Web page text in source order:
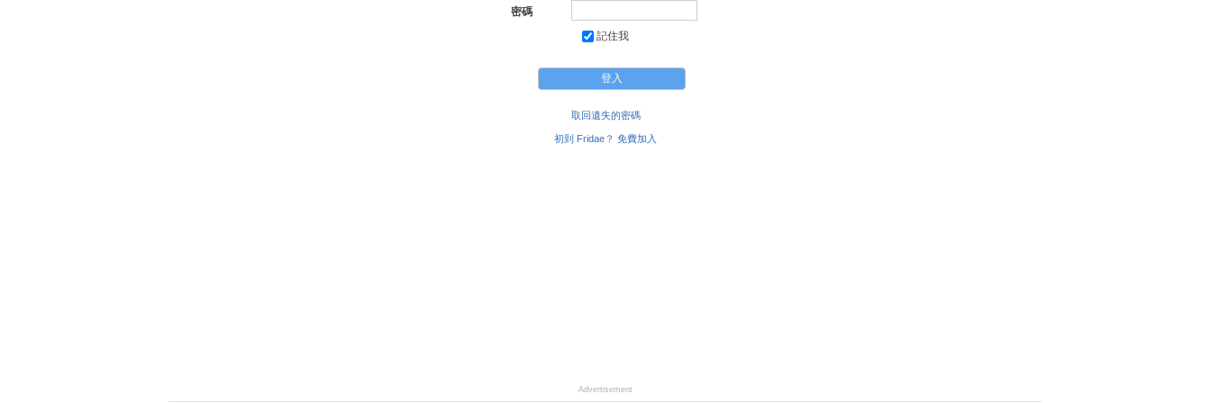
密碼
記住我
取回遺失的密碼
初到 Fridae？ 免費加入
Advertisement